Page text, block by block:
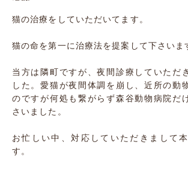
猫の治療をしていただいてます。
猫の命を第一に治療法を提案して下さいま
当方は隣町ですが、夜間診療していただ
した。愛猫が夜間体調を崩し、近所の動
のですが何処も繋がらず森谷動物病院だ
さいました。
お忙しい中、対応していただきまして
す。